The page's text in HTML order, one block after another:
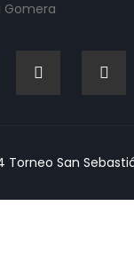
Gomera
San